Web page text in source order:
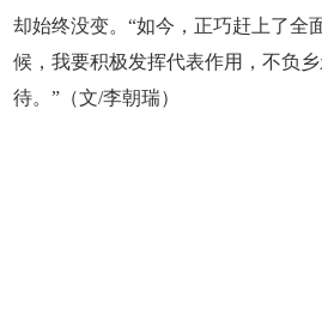
却始终没变。“如今，正巧赶上了全
候，我要积极发挥代表作用，不负
待。”（文/李朝瑞）